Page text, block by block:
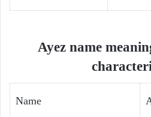
Ayez name
Name